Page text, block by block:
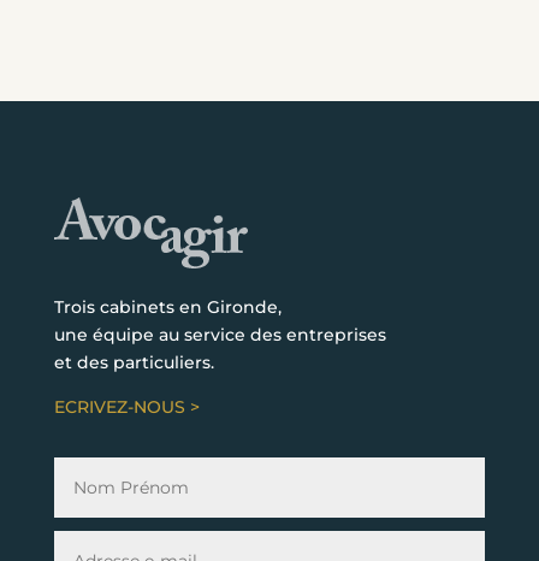
Trois cabinets en Gironde,
une équipe au service des entreprises
et des particuliers.
ECRIVEZ-NOUS >